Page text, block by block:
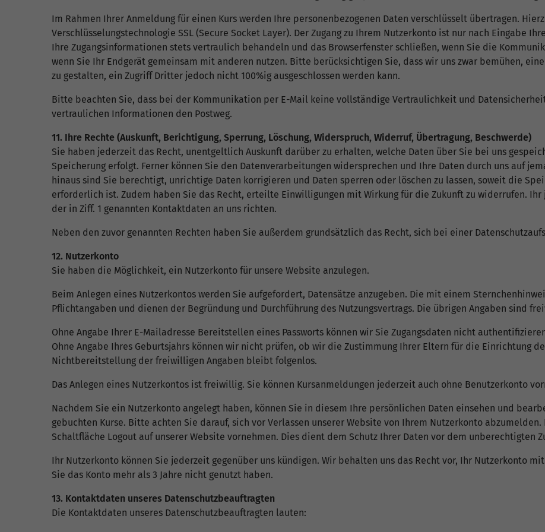
Im Rahmen Ihrer Anmeldung für einen Kurs werden Ihre personenbezogenen Daten verschlüsselt übertragen.
Verschlüsselungstechnologie SSL (Secure Socket Layer). Der Zugang zu Ihrem Nutzerkonto ist nur nach Eingabe
Ihre Zugangsinformationen stets vertraulich behandeln und das Browserfenster schließen, wenn Sie die
wenn Sie Ihr Endgerät gemeinsam mit anderen nutzen. Bitte berücksichtigen Sie, dass wir uns zwar bemühen,
zu gestalten, ein Zugriff Dritter jedoch nicht 100%ig ausgeschlossen werden kann.
Bitte beachten Sie, dass bei der Kommunikation per E-Mail keine vollständige Vertraulichkeit und
vertraulichen Informationen den Postweg.
11. Ihre Rechte (Auskunft, Berichtigung, Sperrung, Löschung, Widerspruch, Widerruf, Übertragung, Beschwerde)
Sie haben jederzeit das Recht, unentgeltlich Auskunft darüber zu erhalten, welche Daten über Sie bei uns
Speicherung erfolgt. Ferner können Sie den Datenverarbeitungen widersprechen und Ihre Daten durch uns auf
hinaus sind Sie berechtigt, unrichtige Daten korrigieren und Daten sperren oder löschen zu lassen, soweit die
erforderlich ist. Zudem haben Sie das Recht, erteilte Einwilligungen mit Wirkung für die Zukunft zu widerrufen. Ihr
der in Ziff. 1 genannten Kontaktdaten an uns richten.
Neben den zuvor genannten Rechten haben Sie außerdem grundsätzlich das Recht, sich bei einer
12. Nutzerkonto
Sie haben die Möglichkeit, ein Nutzerkonto für unsere Website anzulegen.
Beim Anlegen eines Nutzerkontos werden Sie aufgefordert, Datensätze anzugeben. Die mit einem
Pflichtangaben und dienen der Begründung und Durchführung des Nutzungsvertrags. Die übrigen Angaben sind
Ohne Angabe Ihrer E-Mailadresse Bereitstellen eines Passworts können wir Sie Zugangsdaten nicht
Ohne Angabe Ihres Geburtsjahrs können wir nicht prüfen, ob wir die Zustimmung Ihrer Eltern für die Einrichtung
Nichtbereitstellung der freiwilligen Angaben bleibt folgenlos.
Das Anlegen eines Nutzerkontos ist freiwillig. Sie können Kursanmeldungen jederzeit auch ohne Benutzerkonto
Nachdem Sie ein Nutzerkonto angelegt haben, können Sie in diesem Ihre persönlichen Daten einsehen und
gebuchten Kurse. Bitte achten Sie darauf, sich vor Verlassen unserer Website von Ihrem Nutzerkonto
Schaltfläche Logout auf unserer Website vornehmen. Dies dient dem Schutz Ihrer Daten vor dem unberechtigten
Ihr Nutzerkonto können Sie jederzeit gegenüber uns kündigen. Wir behalten uns das Recht vor, Ihr Nutzerkonto
Sie das Konto mehr als 3 Jahre nicht genutzt haben.
13. Kontaktdaten unseres Datenschutzbeauftragten
Die Kontaktdaten unseres Datenschutzbeauftragten lauten: